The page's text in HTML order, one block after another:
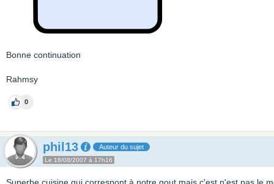
Bonne continuation
Rahmsy
0
phil13 Auteur du sujet
Le 18/08/2007 à 17h16